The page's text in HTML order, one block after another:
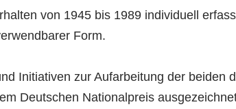
von 1945 bis 1989 individuell
Form.
Initiativen zur Aufarbeitung der beiden
Deutschen Nationalpreis